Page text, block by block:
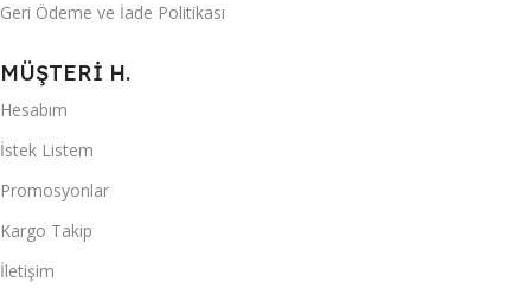
Geri Ödeme ve İade Politikası
MÜŞTERİ H.
Hesabım
İstek Listem
Promosyonlar
Kargo Takip
İletişim